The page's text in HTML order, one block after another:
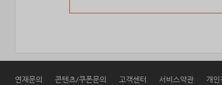
연재문의 콘텐츠/쿠폰문의 고객센터 서비스약관 개인